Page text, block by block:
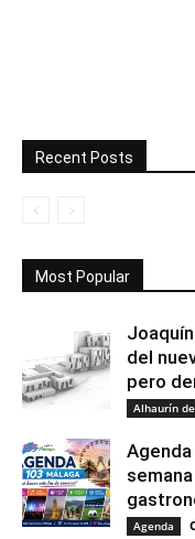
Recent Posts
Most Popular
del
pero
Alhaurín
Agenda